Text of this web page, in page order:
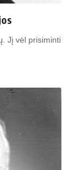
Jį vėl prisiminti